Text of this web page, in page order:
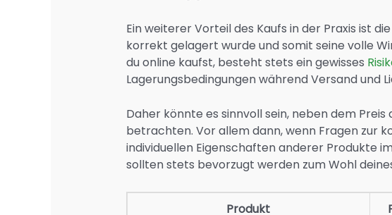
Ein weiterer Vorteil des Kaufs in der Praxis ist
korrekt gelagert wurde und somit seine volle
du online kaufst, besteht stets ein gewisses
Lagerungsbedingungen während Versand und
Daher könnte es sinnvoll sein, neben dem
betrachten. Vor allem dann, wenn Fragen zur
individuellen Eigenschaften anderer Produkte
sollten stets bevorzugt werden zum Wohl
Produkt